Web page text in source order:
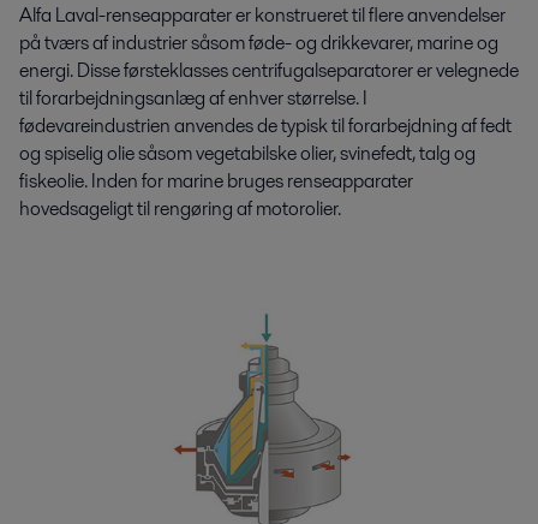
Alfa Laval-renseapparater er konstrueret til flere anvendelser
på tværs af industrier såsom føde- og drikkevarer, marine og
energi. Disse førsteklasses centrifugalseparatorer er velegnede
til forarbejdningsanlæg af enhver størrelse. I
fødevareindustrien anvendes de typisk til forarbejdning af fedt
og spiselig olie såsom vegetabilske olier, svinefedt, talg og
fiskeolie. Inden for marine bruges renseapparater
hovedsageligt til rengøring af motorolier.